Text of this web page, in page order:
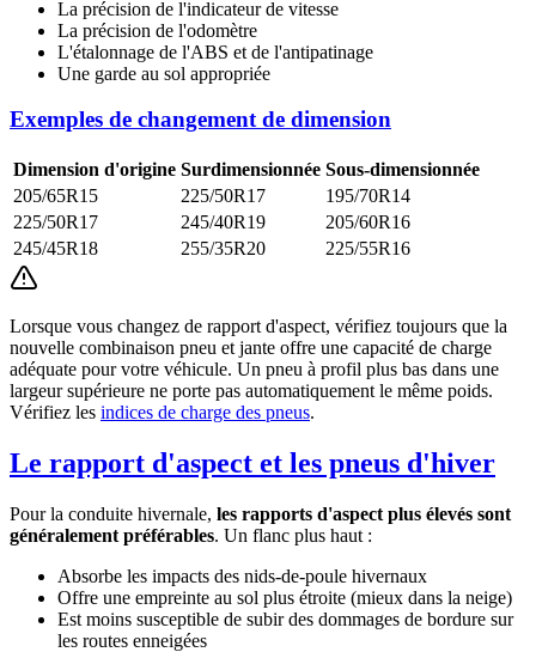
La précision de l'indicateur de vitesse
La précision de l'odomètre
L'étalonnage de l'ABS et de l'antipatinage
Une garde au sol appropriée
Exemples de changement de dimension
Dimension d'origine Surdimensionnée Sous-dimensionnée
205/65R15
225/50R17
195/70R14
225/50R17
245/40R19
205/60R16
245/45R18
255/35R20 225/55R16
Lorsque vous changez de rapport d'aspect, vérifiez toujours que la
nouvelle combinaison pneu et jante offre une capacité de charge
adéquate pour votre véhicule. Un pneu à profil plus bas dans une
largeur supérieure ne porte pas automatiquement le même poids.
Vérifiez les indices de charge des pneus.
Le rapport d'aspect et les pneus d'hiver
Pour la conduite hivernale, les rapports d'aspect plus élevés sont
généralement préférables. Un flanc plus haut :
Absorbe les impacts des nids-de-poule hivernaux
Offre une empreinte au sol plus étroite (mieux dans la neige)
Est moins susceptible de subir des dommages de bordure sur
les routes enneigées